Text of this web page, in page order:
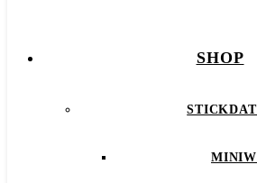
SHOP